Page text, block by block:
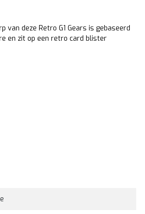
deze Retro G1 Gears is gebaseerd
en zit op een retro card blister